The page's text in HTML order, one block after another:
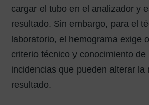
cargar el tubo en el analizador y
resultado. Sin embargo, para el
laboratorio, el hemograma exige
criterio técnico y conocimiento de
incidencias que pueden alterar la
resultado.